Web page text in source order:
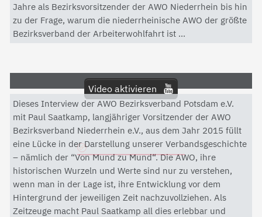
Jahre als Bezirksvorsitzender der AWO Niederrhein bis hin
zu der Frage, warum die niederrheinische AWO der größte
Bezirksverband der Arbeiterwohlfahrt ist ...
Video aktivieren
Mit dem Aktivieren des Videos akzeptieren Sie die
Datenschutzerklärung von YouTube.
Datenschutzerklärung
Dieses Interview der AWO Bezirksverband Potsdam e.V.
mit Paul Saatkamp, langjähriger Vorsitzender der AWO
Bezirksverband Niederrhein e.V., aus dem Jahr 2015 füllt
eine Lücke in der Darstellung unserer Verbandsgeschichte
– nämlich der “Von Mund zu Mund“. Die AWO, ihre
historischen Wurzeln und Werte sind nur zu verstehen,
wenn man in der Lage ist, ihre Entwicklung vor dem
Hintergrund der jeweiligen Zeit nachzuvollziehen. Als
Zeitzeuge macht Paul Saatkamp all dies erlebbar und